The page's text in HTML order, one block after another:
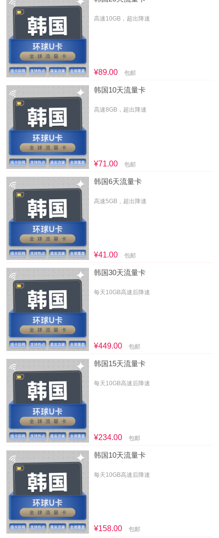
高速10GB，超出降速
¥89.00 包邮
韩国10天流量卡
高速8GB，超出降速
¥71.00 包邮
韩国6天流量卡
高速5GB，超出降速
¥41.00 包邮
韩国30天流量卡
每天10GB高速后降速
¥449.00 包邮
韩国15天流量卡
每天10GB高速后降速
¥234.00 包邮
韩国10天流量卡
每天10GB高速后降速
¥158.00 包邮